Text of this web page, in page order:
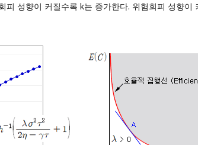
성향이 커질수록 k는 증가한다. 위험회피 성향